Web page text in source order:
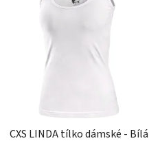
CXS LINDA tílko dámské - Bílá